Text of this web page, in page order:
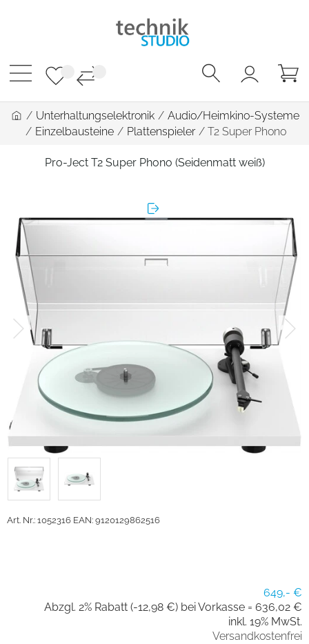
/ Unterhaltungselektronik / Audio/Heimkino-Systeme
/ Einzelbausteine / Plattenspieler / T2 Super Phono
Pro-Ject T2 Super Phono (Seidenmatt weiß)
Art. Nr.: 1052316 EAN: 9120129862516
649,- €
Abzgl. 2% Rabatt (-12,98 €) bei Vorkasse = 636,02 €
inkl. 19% MwSt.
Versandkostenfrei